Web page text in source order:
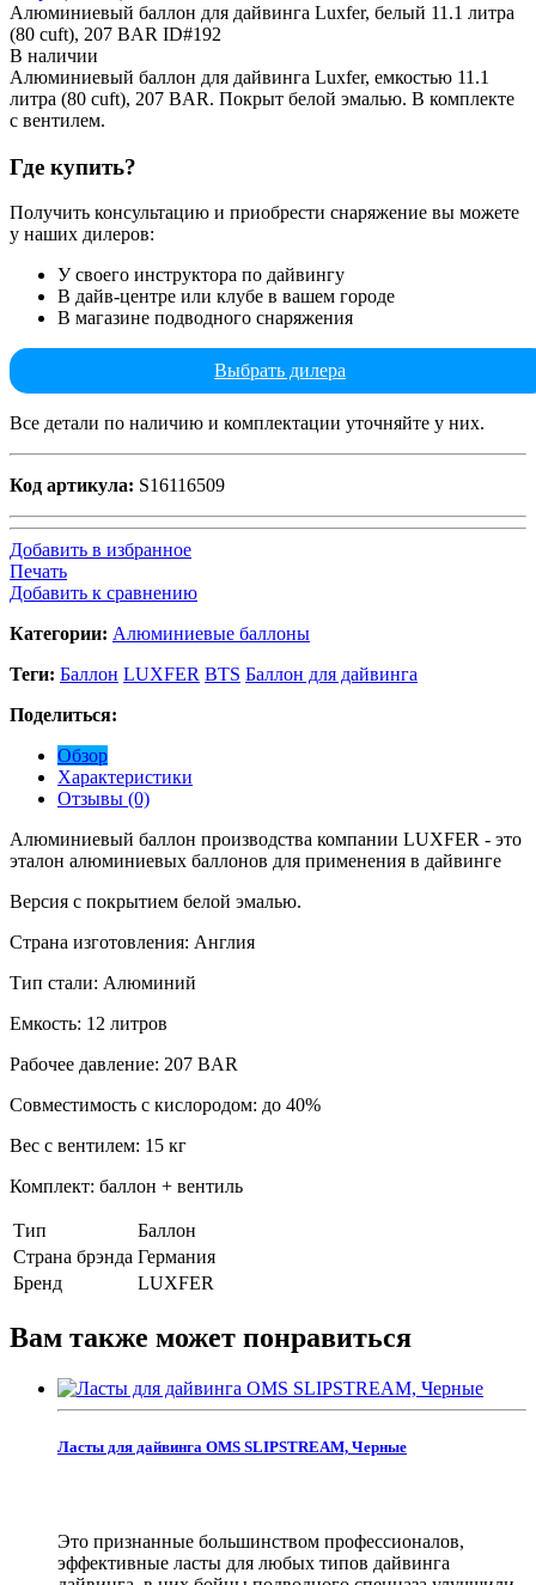
Алюминиевый баллон для дайвинга Luxfer, белый 11.1 литра
(80 cuft), 207 BAR ID#192
В наличии
Алюминиевый баллон для дайвинга Luxfer, емкостью 11.1
литра (80 cuft), 207 BAR. Покрыт белой эмалью. В комплекте
с вентилем.
Где купить?
Получить консультацию и приобрести снаряжение вы можете
у наших дилеров:
У своего инструктора по дайвингу
В дайв-центре или клубе в вашем городе
В магазине подводного снаряжения
Выбрать дилера
Все детали по наличию и комплектации уточняйте у них.
Код артикула: S16116509
Добавить в избранное
Печать
Добавить к сравнению
Категории: Алюминиевые баллоны
Теги: Баллон LUXFER BTS Баллон для дайвинга
Поделиться:
Обзор
Характеристики
Отзывы (0)
Алюминиевый баллон производства компании LUXFER - это
эталон алюминиевых баллонов для применения в дайвинге
Версия с покрытием белой эмалью.
Страна изготовления: Англия
Тип стали: Алюминий
Емкость: 12 литров
Рабочее давление: 207 BAR
Совместимость с кислородом: до 40%
Вес с вентилем: 15 кг
Комплект: баллон + вентиль
Тип
Баллон
Страна брэнда Германия
Бренд
LUXFER
Вам также может понравиться
Ласты для дайвинга OMS SLIPSTREAM, Черные
Это признанные большинством профессионалов,
эффективные ласты для любых типов дайвинга